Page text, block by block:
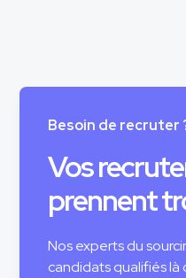
Besoin de recruter
Vos
prennent
Nos experts du
candidats qualifiés là